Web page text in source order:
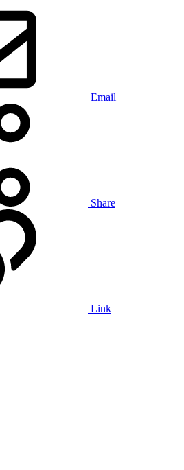
Email
Share
Link